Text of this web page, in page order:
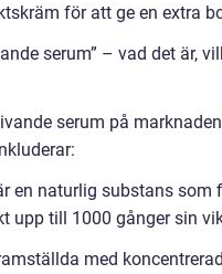
för att ge en extra
serum” – vad det är,
serum på
en naturlig substans som
upp till 1000 gånger sin
med